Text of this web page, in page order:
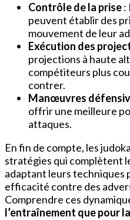
Contrôle de la prise:
peuvent établir des
mouvement de leur
Exécution des
projections à haute
compétiteurs plus
contrer.
Manœuvres
offrir une meilleure
attaques.
En fin de compte, les
stratégies qui complètent
adaptant leurs techniques
efficacité contre des
Comprendre ces
l’entraînement que pour